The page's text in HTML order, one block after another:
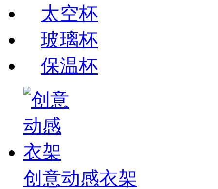
太空杯
玻璃杯
保温杯
创意动感衣架